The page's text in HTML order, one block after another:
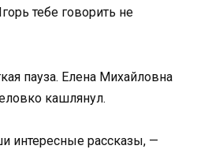
тебе говорить не
пауза. Елена Михайловна
кашлянул.
интересные рассказы, —